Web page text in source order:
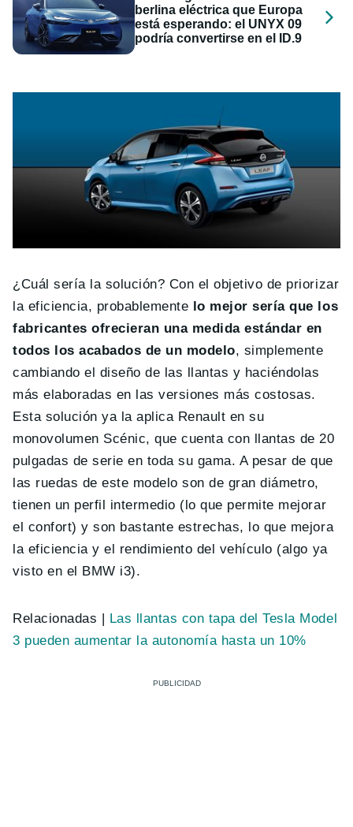
berlina eléctrica que Europa
está esperando: el UNYX 09
podría convertirse en el ID.9
¿Cuál sería la solución? Con el objetivo de priorizar
la eficiencia, probablemente lo mejor sería que los
fabricantes ofrecieran una medida estándar en
todos los acabados de un modelo, simplemente
cambiando el diseño de las llantas y haciéndolas
más elaboradas en las versiones más costosas.
Esta solución ya la aplica Renault en su
monovolumen Scénic, que cuenta con llantas de 20
pulgadas de serie en toda su gama. A pesar de que
las ruedas de este modelo son de gran diámetro,
tienen un perfil intermedio (lo que permite mejorar
el confort) y son bastante estrechas, lo que mejora
la eficiencia y el rendimiento del vehículo (algo ya
visto en el BMW i3).
Relacionadas | Las llantas con tapa del Tesla Model
3 pueden aumentar la autonomía hasta un 10%